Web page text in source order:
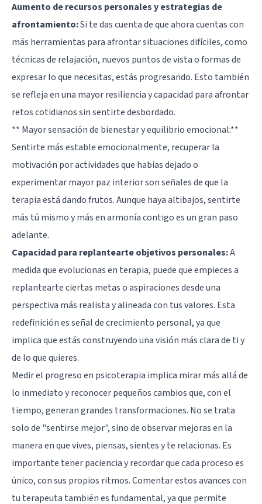
Aumento de recursos personales y estrategias de
afrontamiento:Si te das cuenta de que ahora cuentas con
más herramientas para afrontar situaciones difíciles, como
técnicas de relajación, nuevos puntos de vista o formas de
expresar lo que necesitas, estás progresando. Esto también
se refleja en una mayor resiliencia y capacidad para afrontar
retos cotidianos sin sentirte desbordado.
** Mayor sensación de bienestar y equilibrio emocional:**
Sentirte más estable emocionalmente, recuperar la
motivación por actividades que habías dejado o
experimentar mayor paz interior son señales de que la
terapia está dando frutos. Aunque haya altibajos, sentirte
más tú mismo y más en armonía contigo es un gran paso
adelante.
Capacidad para replantearte objetivos personales:A
medida que evolucionas en terapia, puede que empieces a
replantearte ciertas metas o aspiraciones desde una
perspectiva más realista y alineada con tus valores. Esta
redefinición es señal de crecimiento personal, ya que
implica que estás construyendo una visión más clara de ti y
de lo que quieres.
Medir el progreso en psicoterapia implica mirar más allá de
lo inmediato y reconocer pequeños cambios que, con el
tiempo, generan grandes transformaciones. No se trata
solo de "sentirse mejor", sino de observar mejoras en la
manera en que vives, piensas, sientes y te relacionas. Es
importante tener paciencia y recordar que cada proceso es
único, con sus propios ritmos. Comentar estos avances con
tu terapeuta también es fundamental, ya que permite